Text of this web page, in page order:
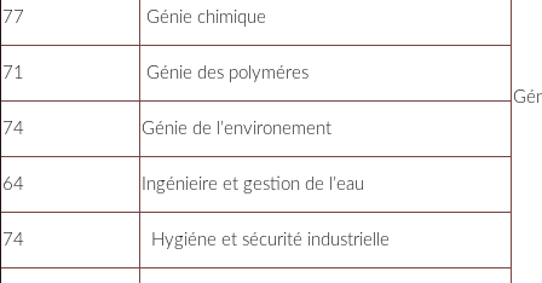
77 Génie chimique
71 Génie des polyméres
74 Génie de l’environement
64 Ingénieire et gestion de l’eau
74 Hygiéne et sécurité industrielle